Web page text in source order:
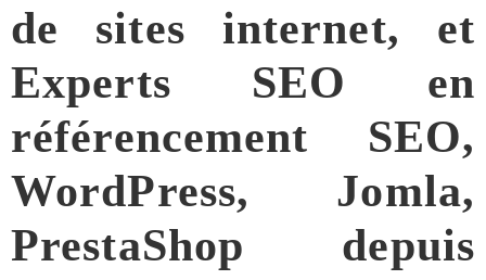
de sites internet, et
Experts SEO en
référencement SEO,
WordPress, Jomla,
PrestaShop depuis